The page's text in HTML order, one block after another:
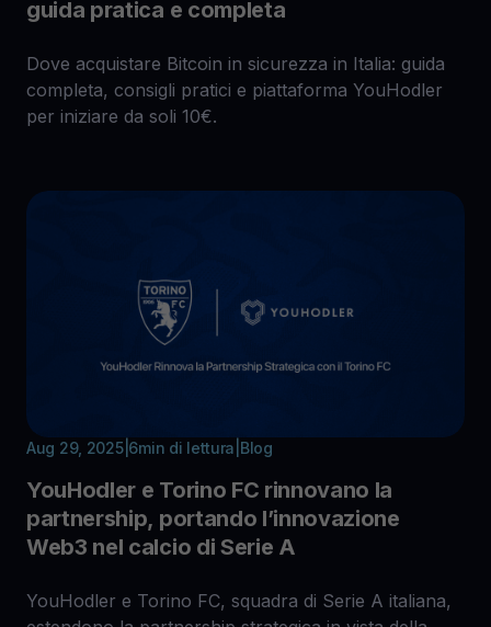
guida pratica e completa
Dove acquistare Bitcoin in sicurezza in Italia: guida
completa, consigli pratici e piattaforma YouHodler
per iniziare da soli 10€.
Aug 29, 2025| 6min di lettura Blog
YouHodler e Torino FC rinnovano la
partnership, portando l’innovazione
Web3 nel calcio di Serie A
YouHodler e Torino FC, squadra di Serie A italiana,